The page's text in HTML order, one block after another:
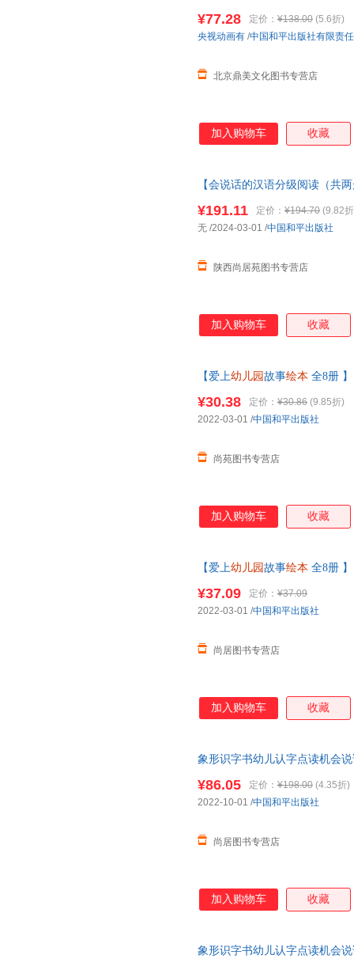
¥77.28 定价： ¥138.00 (5.6折)
北京鼎美文化图书专营店
央视动画有 /中国和平出版社有限责
加入购物车 收藏
【会说话的汉语分级阅读（共
号内书籍为准】
¥191.11 定价： ¥194.70 (9.82
陕西尚居苑图书专营店
无 /2024-03-01 /中国和平出版社
加入购物车 收藏
【爱上幼儿园 故事绘本 全8册
换货【让您无忧购物】
¥30.38 定价： ¥30.86 (9.85折)
尚苑图书专营店
2022-03-01 /中国和平出版社
加入购物车 收藏
【爱上幼儿园 故事绘本 全8册
¥37.09 定价： ¥37.09
尚居图书专营店
2022-03-01 /中国和平出版社
加入购物车 收藏
象形识字书幼儿认字点读机会
¥86.05 定价： ¥198.00 (4.35折)
尚居图书专营店
2022-10-01 /中国和平出版社
加入购物车 收藏
象形识字书幼儿认字点读机会